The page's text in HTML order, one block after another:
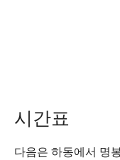
시간표
다음은 하동에서 명